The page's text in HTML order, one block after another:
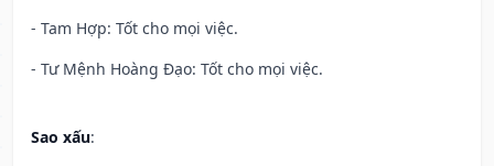
- Tam Hợp: Tốt cho mọi việc.
- Tư Mệnh Hoàng Đạo: Tốt cho mọi việc.
Sao xấu: